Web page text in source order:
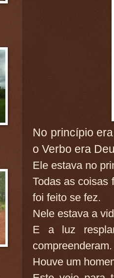
No princípio
o Verbo era
Ele estava no
Todas as coisas
foi feito se fez.
Nele estava a
E a luz
compreenderam.
Houve um